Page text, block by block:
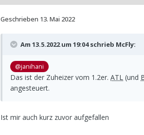
Geschrieben 13. Mai 2022
Am 13.5.2022 um 19:04 schrieb McFly:
@janihani
Das ist der Zuheizer vom 1.2er. ATL (und
angesteuert.
Ist mir auch kurz zuvor aufgefallen